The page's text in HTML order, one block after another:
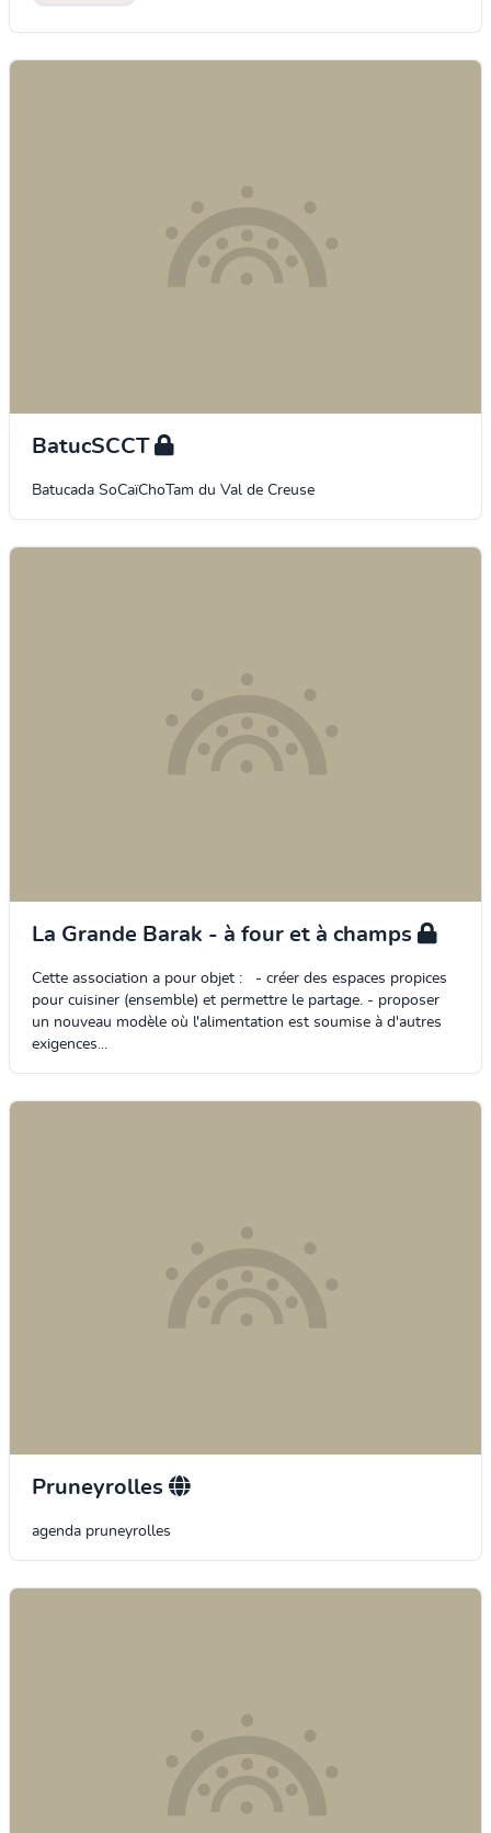
BatucSCCT
Batucada SoCaïChoTam du Val de Creuse
La Grande Barak - à four et à champs
Cette association a pour objet : - créer des espaces propices
pour cuisiner (ensemble) et permettre le partage. - proposer
un nouveau modèle où l'alimentation est soumise à d'autres
exigences...
Pruneyrolles
agenda pruneyrolles